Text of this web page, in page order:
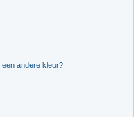
andere kleur?